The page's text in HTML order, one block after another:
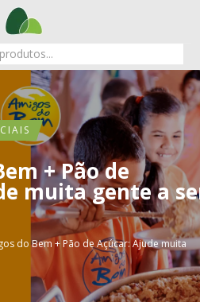
+ Pão de
muita gente a
do Bem + Pão de Açúcar: Ajude muita